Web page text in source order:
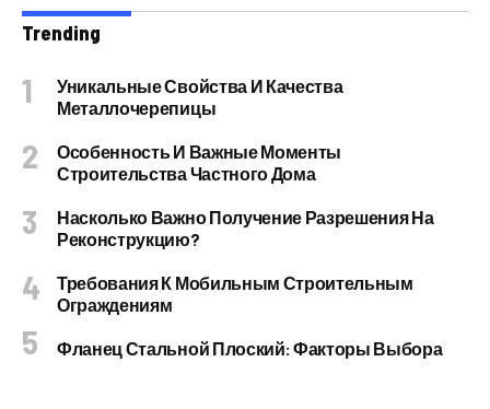
Trending
Уникальные Свойства И Качества
Металлочерепицы
Особенность И Важные Моменты
Строительства Частного Дома
Насколько Важно Получение Разрешения На
Реконструкцию?
Требования К Мобильным Строительным
Ограждениям
Фланец Стальной Плоский: Факторы Выбора